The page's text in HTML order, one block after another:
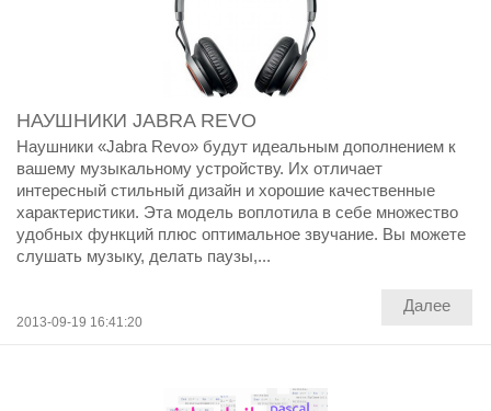
НАУШНИКИ JABRA REVO
Наушники «Jabra Revo» будут идеальным дополнением к
вашему музыкальному устройству. Их отличает
интересный стильный дизайн и хорошие качественные
характеристики. Эта модель воплотила в себе множество
удобных функций плюс оптимальное звучание. Вы можете
слушать музыку, делать паузы,...
2013-09-19 16:41:20
Далее